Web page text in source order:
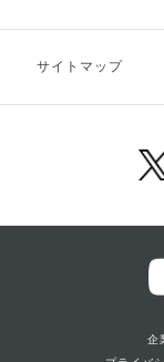
キャンセル・返品・
サイトマップ
企